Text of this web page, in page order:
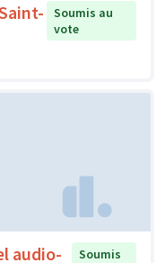
Soumis au
vote
audio-
Soumis